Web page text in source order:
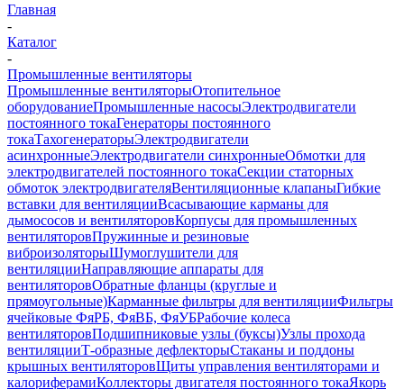
Главная
-
Каталог
-
Промышленные вентиляторы
Промышленные вентиляторыОтопительное
оборудованиеПромышленные насосыЭлектродвигатели
постоянного токаГенераторы постоянного
токаТахогенераторыЭлектродвигатели
асинхронныеЭлектродвигатели синхронныеОбмотки для
электродвигателей постоянного токаСекции статорных
обмоток электродвигателяВентиляционные клапаныГибкие
вставки для вентиляцииВсасывающие карманы для
дымососов и вентиляторовКорпусы для промышленных
вентиляторовПружинные и резиновые
виброизоляторыШумоглушители для
вентиляцииНаправляющие аппараты для
вентиляторовОбратные фланцы (круглые и
прямоугольные)Карманные фильтры для вентиляцииФильтры
ячейковые ФяРБ, ФяВБ, ФяУБРабочие колеса
вентиляторовПодшипниковые узлы (буксы)Узлы прохода
вентиляцииТ-образные дефлекторыСтаканы и поддоны
крышных вентиляторовЩиты управления вентиляторами и
калориферамиКоллекторы двигателя постоянного токаЯкорь